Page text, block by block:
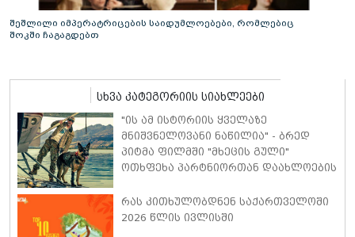
შეშლილი იმპერატრიცების საიდუმლოებები, რომლებიც
შოკში ჩაგაგდებთ
სხვა კატეგორიის სიახლეები
"ის ამ ისტორიის ყველაზე
მნიშვნელოვანი ნაწილია" - ბრედ
პიტმა ფილმში "მხეცის გული"
ოთხფეხა პარტნიორთან დაახლოების
ისაუბრა
რას კითხულობდნენ საქართველოში
2026 წლის ივლისში